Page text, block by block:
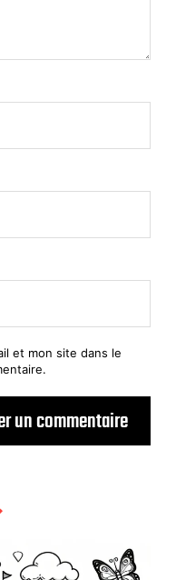
et mon site dans le